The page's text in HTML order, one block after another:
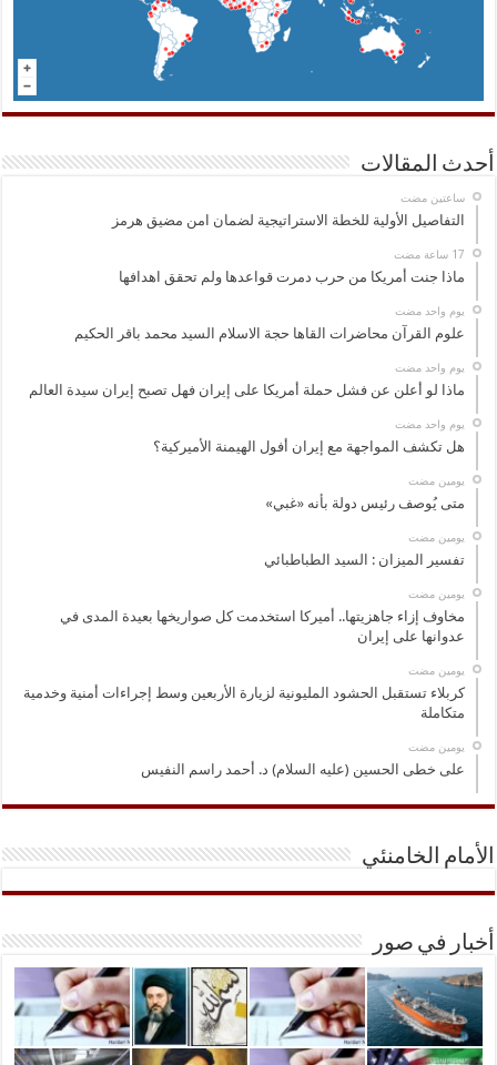
أحدث المقالات
‏ساعتين مضت
التفاصيل الأولية للخطة الاستراتيجية لضمان امن مضيق هرمز
ماذا جنت أمريكا من حرب دمرت قواعدها ولم تحقق اهدافها
‏يوم واحد مضت
علوم القرآن محاضرات القاها حجة الاسلام السيد محمد باقر الحكيم
‏يوم واحد مضت
ماذا لو أعلن عن فشل حملة أمريكا على إيران فهل تصبح إيران سيدة العالم
‏يوم واحد مضت
هل تكشف المواجهة مع إيران أفول الهيمنة الأميركية؟
‏يومين مضت
متى يُوصف رئيس دولة بأنه «غبي»
‏يومين مضت
تفسير الميزان : السيد الطباطبائي
‏يومين مضت
مخاوف إزاء جاهزيتها.. أميركا استخدمت كل صواريخها بعيدة المدى في
عدوانها على إيران
‏يومين مضت
كربلاء تستقبل الحشود المليونية لزيارة الأربعين وسط إجراءات أمنية وخدمية
متكاملة
‏يومين مضت
على خطى الحسين (عليه السلام) د. أحمد راسم النفيس
الأمام الخامنئي
أخبار في صور